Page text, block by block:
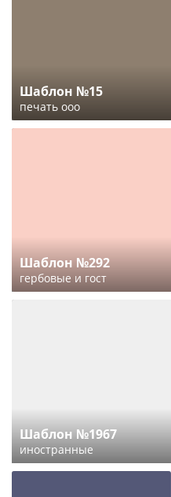
Шаблон №15
печать ооо
Шаблон №292
гербовые и гост
Шаблон №1967
иностранные